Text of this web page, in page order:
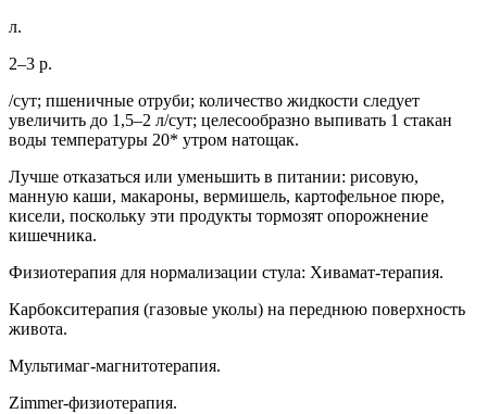
л.
2–3 р.
/сут; пшеничные отруби; количество жидкости следует
увеличить до 1,5–2 л/сут; целесообразно выпивать 1 стакан
воды температуры 20* утром натощак.
️Лучше отказаться или уменьшить в питании: рисовую,
манную каши, макароны, вермишель, картофельное пюре,
кисели, поскольку эти продукты тормозят опорожнение
кишечника.
Физиотерапия для нормализации стула: Хивамат-терапия.
Карбокситерапия (газовые уколы) на переднюю поверхность
живота.
Мультимаг-магнитотерапия.
Zimmer-физиотерапия.